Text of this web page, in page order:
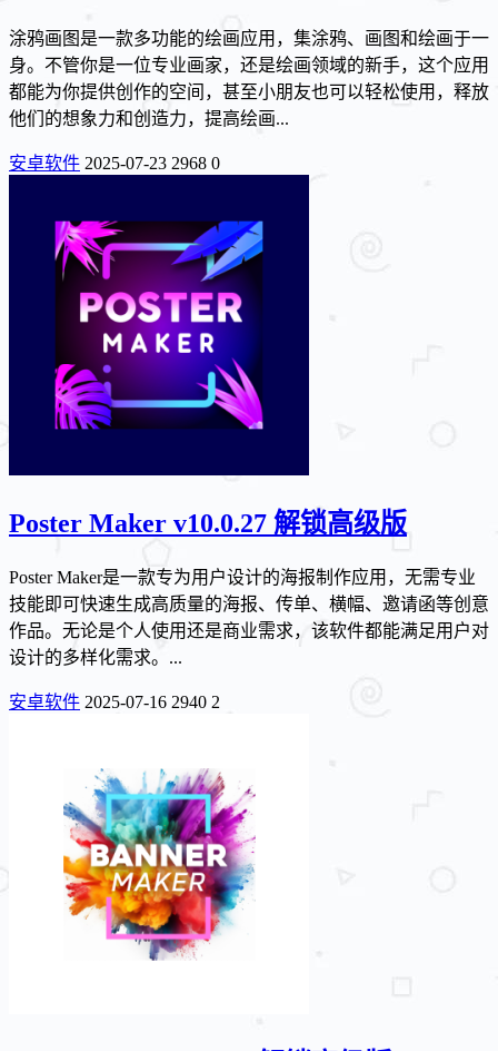
涂鸦画图是一款多功能的绘画应用，集涂鸦、画图和绘画于一
身。不管你是一位专业画家，还是绘画领域的新手，这个应用
都能为你提供创作的空间，甚至小朋友也可以轻松使用，释放
他们的想象力和创造力，提高绘画...
安卓软件 2025-07-23 2968 0
Poster Maker v10.0.27 解锁高级版
Poster Maker是一款专为用户设计的海报制作应用，无需专业
技能即可快速生成高质量的海报、传单、横幅、邀请函等创意
作品。无论是个人使用还是商业需求，该软件都能满足用户对
设计的多样化需求。...
安卓软件 2025-07-16 2940 2